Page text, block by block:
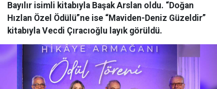
Bayılır isimli kitabıyla Başak Arslan oldu. “Doğan
Hızlan Özel Ödülü”ne ise “Maviden-Deniz Güzeldir”
kitabıyla Vecdi Çıracıoğlu layık görüldü.